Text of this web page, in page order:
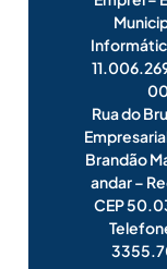
Rua do
Brandão
andar –
CEP